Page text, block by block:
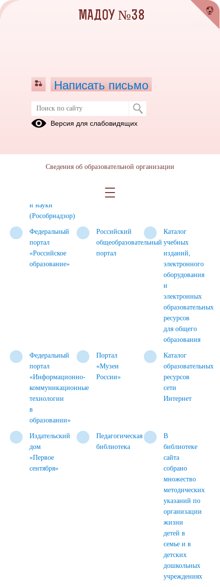
Электронная библиотека для
педагогов и родителей
надзору в
и науки
(Рособрнадзор)
(Рособразование)
по науке и
Федеральный
портал
«Российское
образование»
Российский
общеобразовательный
портал
Каталог
учебных
изданий,
электронного
оборудования
и
электронных
образовательных
ресурсов
для общего
образования
Федеральный
портал
«Информационно-
коммуникационные
технологии
в
образовании»
Портал
«Музеи
России»
Каталог
образовательных
ресурсов
сети
Интернет
Издательский
дом
«Первое
сентября»
Педагогическая
библиотека
В
библиотеке
сайта
собрано
множество
методических
указаний по
организации
жизни
детей в
семье и в
детских
дошкольных
учреждениях
МАДОУ №38
Написать письмо
Версия для слабовидящих
Сведения об образовательной организации